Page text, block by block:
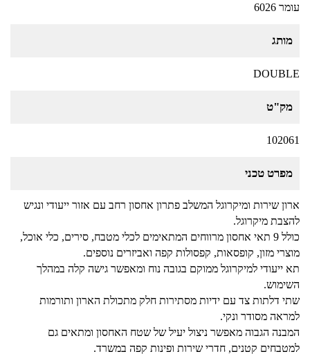
עומר 6026
מותג
DOUBLE
מק"ט
102061
מפרט טכני
ארון שירות ומיקרוגל המשלב פתרון אחסון רחב עם אזור ייעודי ונגיש
להצבת מיקרוגל.
כולל 9 תאי אחסון מרווחים המתאימים לכלי מטבח, סירים, כלי אוכל,
מוצרי מזון, קופסאות, קפסולות קפה ואביזרים נוספים.
תא ייעודי למיקרוגל ממוקם בגובה נוח ומאפשר גישה קלה במהלך
השימוש.
שתי דלתות צד עם ידיות מסתירות חלק מתכולת הארון ותורמות
למראה מסודר ונקי.
המבנה הגבוה מאפשר ניצול יעיל של שטח האחסון ומתאים גם
למטבחים קטנים, חדרי שירות ופינות קפה במשרד.